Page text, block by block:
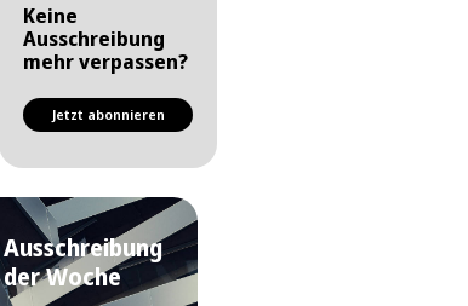
Keine
Ausschreibung
mehr verpassen?
Jetzt abonnieren
Ausschreibung
der Woche